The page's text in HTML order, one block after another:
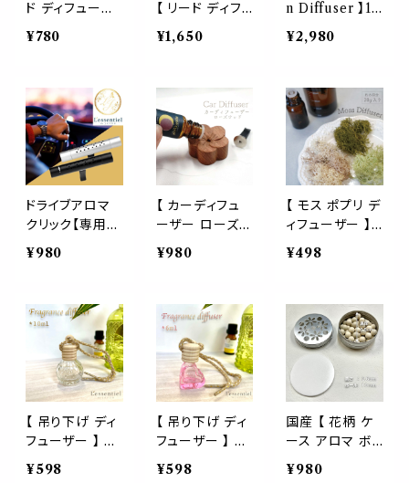
ド ディフューザ
ー 】アップル 木
アロマ エッセン
油 香水 ウォー
ルナット リンゴ
AEAJ インテリ
ア ショップ 雑貨
トイレ クローゼ
ット 玄関 リビン
グ
¥780
【 リード ディフ
ューザー 】甘酸
っぱい ザクロ ブ
ム ミント フレグ
ランス 枕 寝具
空間 ベッド 睡
眠 おやすみ ル
ーム 誕生 母 日
ゼント デー
¥1,650
n Diffuser 】10
0ml 選べる 香
り 月 満ち欠け
月 芳香 フレグラ
ンス リード ディ
フューザー ルー
ム 部屋 トイレ
寝室 ベッド 睡
眠 ギフト インテ
リア おやすみ プ
レゼント 空間 演
フレッシュ 天然
¥2,980
ドライブアロマ
クリック【専用コ
ットンスティック
2本付き】 クリッ
ーザー 選べる 3
色 ブラック シル
バー ピンク マッ
ト シンプル アロ
マ 精油 エッセン
シャルオイル 香
水
¥980
【 カーディフュ
ーザー ローズウ
ッド】桜型 天然
木 車 室内 2wa
クラ 花 桃 梅 春
エッセンシャルオ
イル 精油対応
木製 アロマ イ
ンテリア おしゃ
れ 雑貨
¥980
【 モス ポプリ デ
ィフューザー 】
約８回分 コケ
苔 芳香 使い捨
ッセンシャル オ
イル 精油 ブレン
ド 玄関 トイレ イ
ンテリア 北欧 雑
貨 携帯 軽量 プ
レゼント ギフト
アロマ ブティッ
ク アイスランド
ゃれ
¥498
【 吊り下げ ディ
フューザー 】 ク
リスタル ボール
10ml 香水 天然
¥598
【 吊り下げ ディ
フューザー 】 ハ
ート ピンク 6ml
香水 天然 木目
¥598
国産 【 花柄 ケ
ース アロマ ボ
ザー 】シルバー
¥980